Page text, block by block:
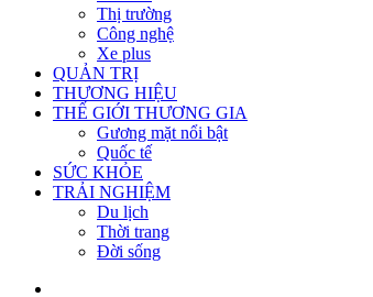
Thị trường
Công nghệ
Xe plus
QUẢN TRỊ
THƯƠNG HIỆU
THẾ GIỚI THƯƠNG GIA
Gương mặt nổi bật
Quốc tế
SỨC KHỎE
TRẢI NGHIỆM
Du lịch
Thời trang
Đời sống